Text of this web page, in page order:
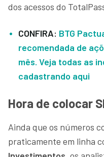
dos acessos do
CONFIRA: BTG
recomendada de
mês. Veja todas as
cadastrando aqui
Hora de colocar
Ainda que os números
praticamente em linha